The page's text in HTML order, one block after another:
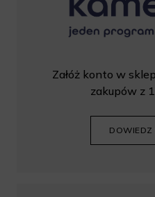
Załóż konto w
zakupów z
DOWIEDZ